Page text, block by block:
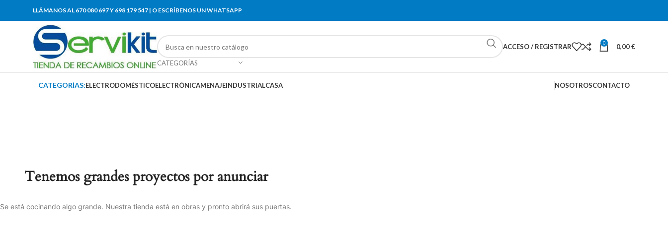
LLÁMANOS AL 670 080 697 Y 698 179 547 | O ESCRÍBENOS UN WHATSAPP
CATEGORÍAS
ACCESO / REGISTRAR 0 0,00€
CATEGORÍAS:ELECTRODOMÉSTICOELECTRÓNICAMENAJEINDUSTRIALCASA NOSOTROSCONTACTO
Tenemos grandes proyectos por anunciar
Se está cocinando algo grande. Nuestra tienda está en obras y pronto abrirá sus puertas.